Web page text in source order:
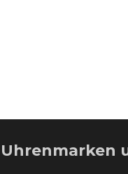
Uhrenmarken